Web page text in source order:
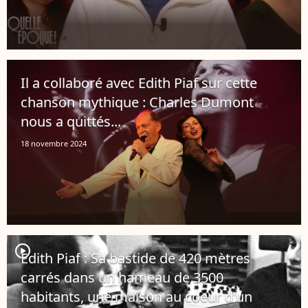
Il a collaboré avec Edith Piaf sur cette
chanson mythique : Charles Dumont
nous a quittés...
18 novembre 2024
player2
Edith Piaf : Sa bastide de 420 mètres
carrés dans un hameau de 3500
habitants, une maison au coeur d'un